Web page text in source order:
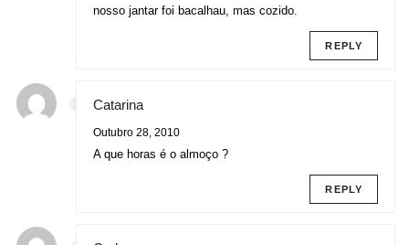
nosso jantar foi bacalhau, mas cozido.
REPLY
Catarina
Outubro 28, 2010
A que horas é o almoço ?
REPLY